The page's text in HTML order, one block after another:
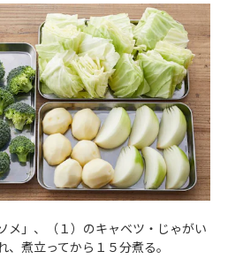
メ」、（１）のキャベツ・じゃがい
、煮立ってから１５分煮る。